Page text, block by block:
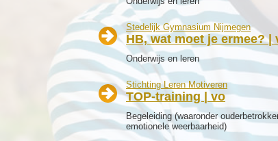
Stedelijk Gymnasium Nijmegen
HB, wat moet je ermee? |
Onderwijs en leren
Stichting Leren Motiveren
TOP-training | vo
Begeleiding (waaronder
emotionele weerbaarheid)